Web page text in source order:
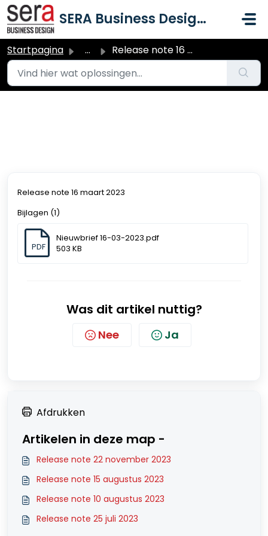
Doorgaan naar hoofdinhoud
SERA Business Design B.V.
Startpagina ... Release note 16 maart 2023
Release note 16 maart 2023
Bijlagen (1)
PDF
Nieuwbrief 16-03-2023.pdf
503 KB
Was dit artikel nuttig?
Nee Ja
Afdrukken
Artikelen in deze map -
Release note 22 november 2023
Release note 15 augustus 2023
Release note 10 augustus 2023
Release note 25 juli 2023